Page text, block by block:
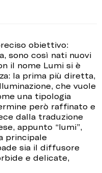
obiettivo:
sono così nati nuovi
il nome Lumi si è
la prima più diretta,
che vuole
una tipologia
però raffinato e
dalla traduzione
appunto “lumi”,
principale
sia il diffusore
e delicate,